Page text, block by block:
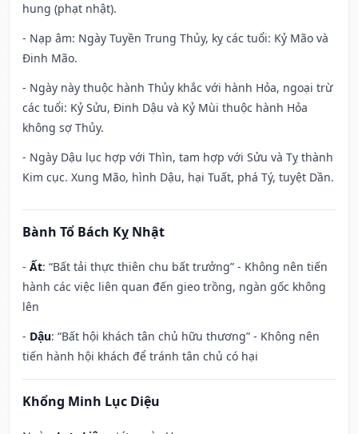
hung (phạt nhật).
- Nạp âm: Ngày Tuyền Trung Thủy, kỵ các tuổi: Kỷ Mão và
Đinh Mão.
- Ngày này thuộc hành Thủy khắc với hành Hỏa, ngoại trừ
các tuổi: Kỷ Sửu, Đinh Dậu và Kỷ Mùi thuộc hành Hỏa
không sợ Thủy.
- Ngày Dậu lục hợp với Thìn, tam hợp với Sửu và Tỵ thành
Kim cục. Xung Mão, hình Dậu, hại Tuất, phá Tý, tuyệt Dần.
Bành Tổ Bách Kỵ Nhật
- Ất: “Bất tải thực thiên chu bất trưởng” - Không nên tiến
hành các việc liên quan đến gieo trồng, ngàn gốc không
lên
- Dậu: “Bất hội khách tân chủ hữu thương” - Không nên
tiến hành hội khách để tránh tân chủ có hại
Khổng Minh Lục Diệu